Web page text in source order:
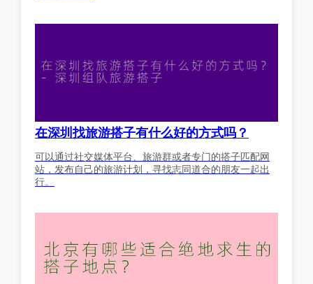
在深圳找旅游搭子有什么好的方式吗？
可以通过社交媒体平台、旅游群或者专门的搭子匹配网
站，发布自己的旅游计划，寻找志同道合的朋友一起出
行。